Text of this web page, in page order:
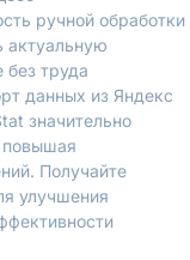
ручной обработки
актуальную
труда
данных из Яндекс
значительно
повышая
Получайте
улучшения